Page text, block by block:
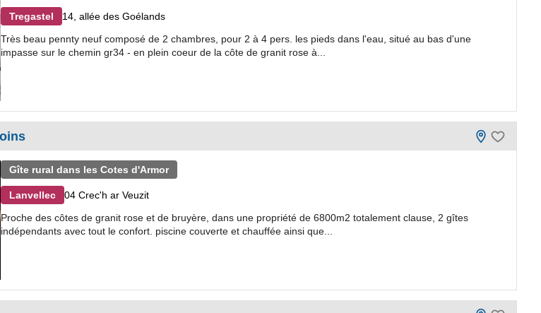
Tregastel 14, allée des Goélands
Très beau pennty neuf composé de 2 chambres, pour 2 à 4 pers. les pieds dans l'eau, situé au bas d'une
impasse sur le chemin gr34 - en plein coeur de la côte de granit rose à...
Gîte rural dans les Cotes d'Armor
Lanvellec 04 Crec'h ar Veuzit
Proche des côtes de granit rose et de bruyère, dans une propriété de 6800m2 totalement clause, 2 gîtes
indépendants avec tout le confort. piscine couverte et chauffée ainsi que...